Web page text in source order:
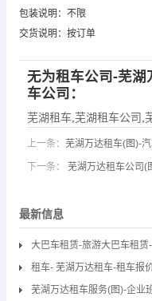
包装说明：不限
交货说明：按订单
无为租车公司-芜
车公司：
芜湖租车 芜湖租车公司
上一条： 芜湖万达租车(图)-
下一条： 芜湖万达租车公司(
最新信息
大巴车租赁-旅游大巴车租赁
租车- 芜湖万达租车-租车报
芜湖万达租车服务(图)-企业